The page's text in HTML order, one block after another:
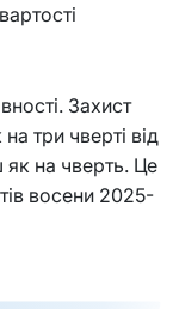
Захист
три чверті від
як на чверть. Це
восени 2025-